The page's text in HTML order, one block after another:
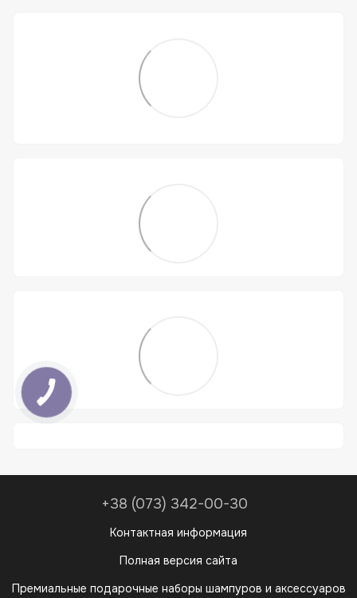
+38 (073) 342-00-30
Контактная информация
Полная версия сайта
Премиальные подарочные наборы шампуров и аксессуаров